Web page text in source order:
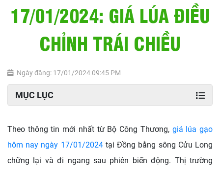
17/01/2024: GIÁ LÚA ĐIỀU
CHỈNH TRÁI CHIỀU
Ngày đăng: 17/01/2024 09:45 PM
MỤC LỤC
Theo thông tin mới nhất từ Bộ Công Thương, giá lúa gạo
hôm nay ngày 17/01/2024tại Đồng bằng sông Cửu Long
chững lại và đi ngang sau phiên biến động. Thị trường